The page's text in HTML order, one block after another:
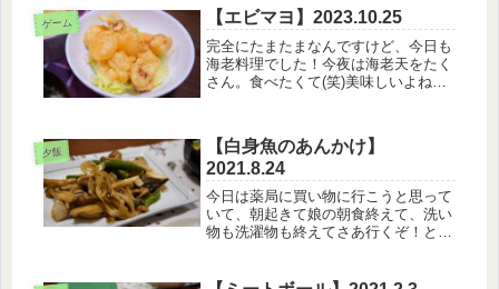
ゲーム 【エビマヨ】2023.10.25
完全にたまたまなんですけど、今日も
海老料理でした！今夜は海老天をたく
さん。食べたくて(笑)美味しいよね、
碗蒸し・えのきとわかめのお味噌汁茶
碗蒸し、うまくいかないとテンショ...
夕飯
【白身魚のあんかけ】
2021.8.24
今日は薬局に買い物に行こうと思って
いて、朝起きて娘の朝食終えて、洗い
物も洗濯物も終えてさあ行くぞ！と思
【8月24日のメニュー】・白身魚のあ